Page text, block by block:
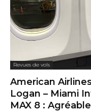
Revues de vols
American
Logan – Miami
MAX 8 :